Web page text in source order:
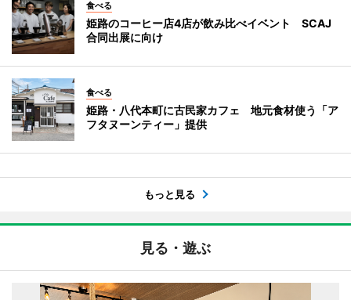
食べる
姫路のコーヒー店4店が飲み比べイベント SCAJ
合同出展に向け
食べる
姫路・八代本町に古民家カフェ 地元食材使う「ア
フタヌーンティー」提供
もっと見る
見る・遊ぶ